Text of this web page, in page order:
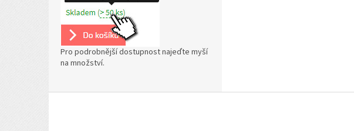
Pro podrobnější dostupnost najeďte myší
na množství.